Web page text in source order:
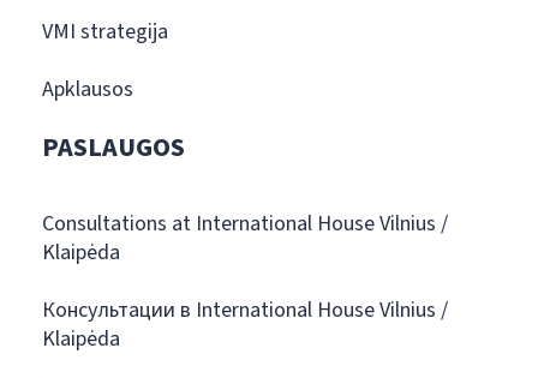
VMI strategija
Apklausos
PASLAUGOS
Consultations at International House Vilnius /
Klaipėda
Консультации в International House Vilnius /
Klaipėda